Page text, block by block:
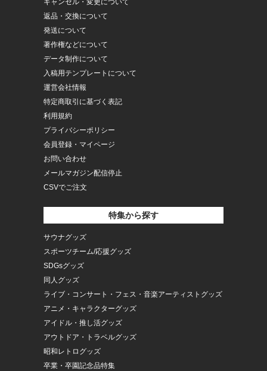
キャンセル・変更について
返品・交換について
発送について
著作権などについて
データ制作について
入稿用テンプレートについて
運営会社情報
特定商取引に基づく表記
利用規約
プライバシーポリシー
会員登録・マイページ
お問い合わせ
メールマガジン配信停止
CSVでご注文
特集から探す
サウナグッズ
スポーツチーム/応援グッズ
SDGsグッズ
同人グッズ
ライブ・コンサート・フェス・音楽アーティストグッズ
アニメ・キャラクターグッズ
アイドル・推し活グッズ
アウトドア・トラベルグッズ
昭和レトログッズ
卒業・卒園記念品特集